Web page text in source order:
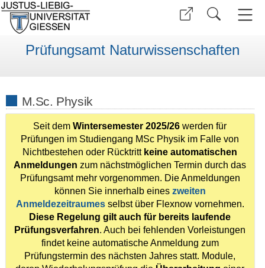
Prüfungsamt Naturwissenschaften
M.Sc. Physik
Seit demWintersemester 2025/26 werden für
Prüfungen im Studiengang MSc Physik im Falle von
Nichtbestehen oder Rücktritt keine automatischen
Anmeldungen zum nächstmöglichen Termin durch das
Prüfungsamt mehr vorgenommen. Die Anmeldungen
können Sie innerhalb eines zweiten
Anmeldezeitraumes selbst über Flexnow vornehmen.
Diese Regelung gilt auch für bereits laufende
Prüfungsverfahren. Auch bei fehlenden Vorleistungen
findet keine automatische Anmeldung zum
Prüfungstermin des nächsten Jahres statt. Module,